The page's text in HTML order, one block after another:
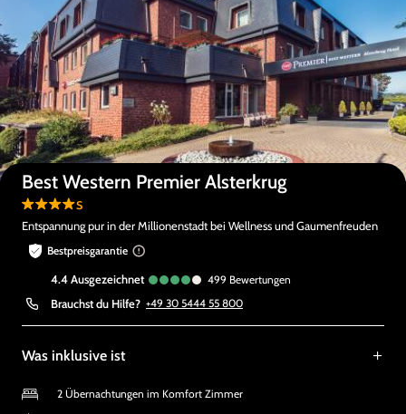
Auf der Karte anzeigen
Best Western Premier Alsterkrug
s
Entspannung pur in der Millionenstadt bei Wellness und Gaumenfreuden
Bestpreisgarantie
4.4 ausgezeichnet 499 Bewertungen
Brauchst du Hilfe? +49 30 5444 55 800
Was inklusive ist
2 Übernachtungen im Komfort Zimmer